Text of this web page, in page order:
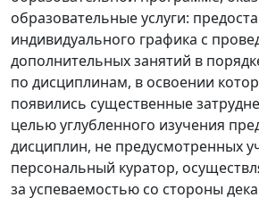
образовательные услуги:
индивидуального графика с
дополнительных занятий в
по дисциплинам, в освоении
появились существенные
целью углубленного изучения
дисциплин, не предусмотренных
персональный куратор,
за успеваемостью со стороны